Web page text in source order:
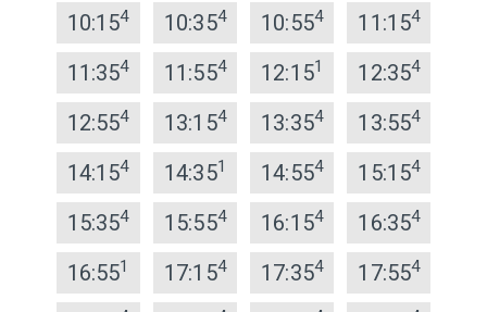
10:154 10:354 10:554 11:154
11:354 11:554 12:151 12:354
12:554 13:154 13:354 13:554
14:154 14:351 14:554 15:154
15:354 15:554 16:154 16:354
16:551 17:154 17:354 17:554